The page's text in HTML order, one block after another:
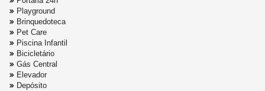
Playground
Brinquedoteca
Pet Care
Piscina Infantil
Bicicletário
Gás Central
Elevador
Depósito